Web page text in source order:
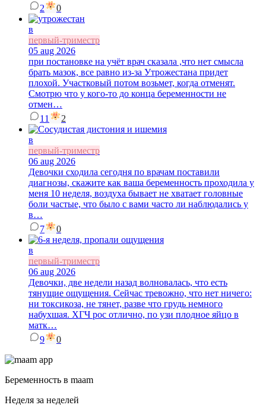
2
0
в
первый-триместр
05 aug 2026
при постановке на учёт врач сказала ,что нет смысла
брать мазок, все равно из-за Утрожестана придет
плохой. Участковый потом возьмет, когда отменят.
Смотрю что у кого-то до конца беременности не
отмен…
11
2
в
первый-триместр
06 aug 2026
Девочки сходила сегодня по врачам поставили
диагнозы, скажите как ваша беременность проходила у
меня 10 неделя, воздуха бывает не хватает головные
боли частые, что было с вами часто ли наблюдались у
в…
7
0
в
первый-триместр
06 aug 2026
Девочки, две недели назад волновалась, что есть
тянущие ощущения. Сейчас тревожно, что нет ничего:
ни токсикоза, не тянет, разве что грудь немного
набухшая. ХГЧ рос отлично, по узи плодное яйцо в
матк…
9
0
Беременность в maam
Неделя за неделей